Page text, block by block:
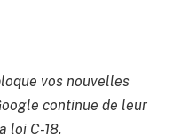
vos nouvelles
continue de leur
loi C-18.